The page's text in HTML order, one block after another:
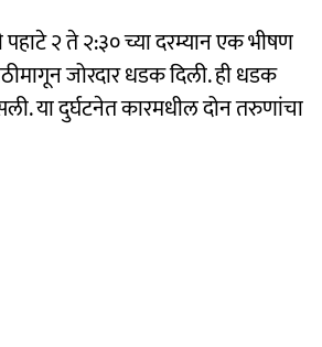
पहाटे २ ते २:३० च्या दरम्यान एक भीषण
जोरदार धडक दिली. ही धडक
या दुर्घटनेत कारमधील दोन तरुणांचा